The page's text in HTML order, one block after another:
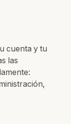
cuenta y tu
las